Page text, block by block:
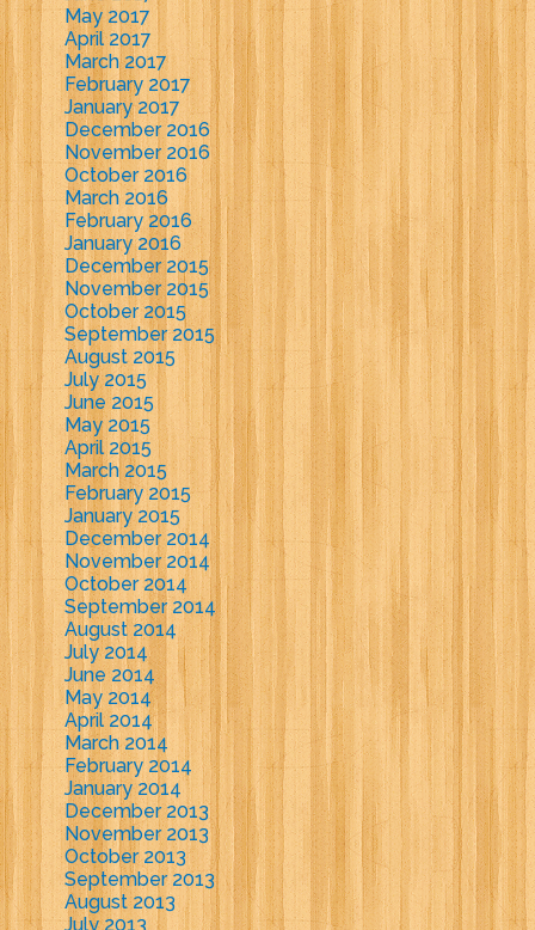
May 2017
April 2017
March 2017
February 2017
January 2017
December 2016
November 2016
October 2016
March 2016
February 2016
January 2016
December 2015
November 2015
October 2015
September 2015
August 2015
July 2015
June 2015
May 2015
April 2015
March 2015
February 2015
January 2015
December 2014
November 2014
October 2014
September 2014
August 2014
July 2014
June 2014
May 2014
April 2014
March 2014
February 2014
January 2014
December 2013
November 2013
October 2013
September 2013
August 2013
July 2013